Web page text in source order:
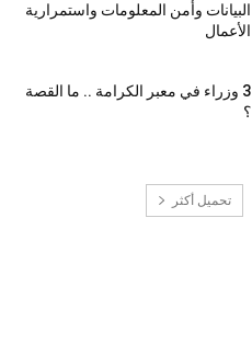
البيانات وأمن المعلومات واستمرارية
الأعمال
3 وزراء في معبر الكرامة .. ما القصة
؟
تحميل أكثر